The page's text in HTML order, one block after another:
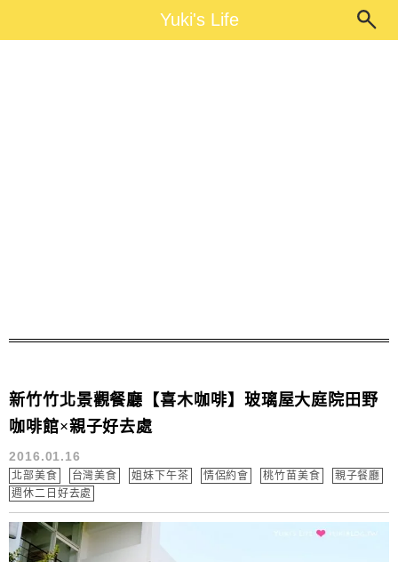
Yuki's LifeYuki's Life
新竹竹北景觀餐廳【喜木咖啡】玻璃屋大庭院田野
咖啡館×親子好去處
2016.01.16
北部美食 台灣美食 姐妹下午茶 情侶約會 桃竹苗美食
親子餐廳
週休二日好去處